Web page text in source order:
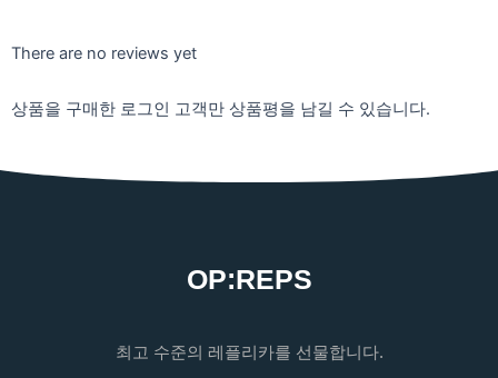
There are no reviews yet
상품을 구매한 로그인 고객만 상품평을 남길 수 있습니다.
OP:REPS
최고 수준의 레플리카를 선물합니다.